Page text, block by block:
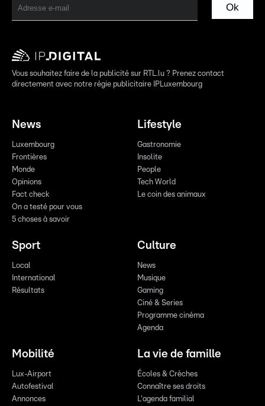
Ok
Vous souhaitez faire de la publicité sur RTL.lu ? Prenez contact
directement avec notre régie publicitaire IPLuxembourg
News
Luxembourg
Frontières
Monde
Opinions
Fact check
On a testé pour vous
5 choses à savoir
Lifestyle
Gastronomie
Insolite
People
Tech World
Le coin des animaux
Sport
Local
International
Résultats
Culture
News
Musique
Gaming
Ciné & Series
Programme cinéma
Agenda
Mobilité
Lux-Airport
Autofestival
Annonces
La vie de famille
Écoles & Crèches
Connaître ses droits
L'agenda familial